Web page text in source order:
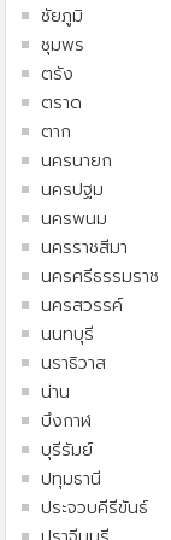
ชัยภูมิ
ชุมพร
ตรัง
ตราด
ตาก
นครนายก
นครปฐม
นครพนม
นครราชสีมา
นครศรีธรรมราช
นครสวรรค์
นนทบุรี
นราธิวาส
น่าน
บึงกาฬ
บุรีรัมย์
ปทุมธานี
ประจวบคีรีขันธ์